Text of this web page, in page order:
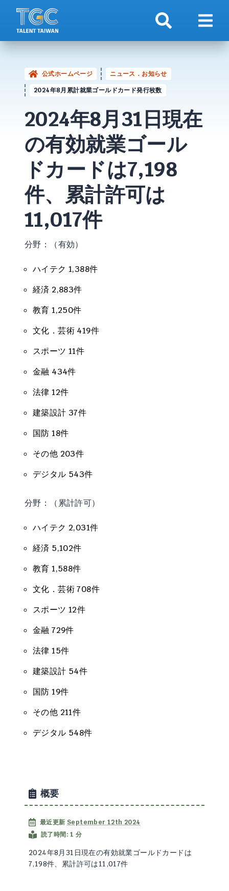
検索 ナビ
公式ホームページ
ニュース．お知らせ
2024年8月累計就業ゴールドカード発行枚数
2024年8月31日現在
の有効就業ゴール
ドカードは7,198
件、累計許可は
11,017件
分野：（有効）
ハイテク 1,388件
経済 2,883件
教育 1,250件
文化．芸術 419件
スポーツ 11件
金融 434件
法律 12件
建築設計 37件
国防 18件
その他 203件
デジタル 543件
分野：（累計許可）
ハイテク 2,031件
経済 5,102件
教育 1,588件
文化．芸術 708件
スポーツ 12件
金融 729件
法律 15件
建築設計 54件
国防 19件
その他 211件
デジタル 548件
概要
最近更新 September 12th 2024
読了時間: 1 分
2024年8月31日現在の有効就業ゴールドカードは
7,198件、累計許可は11,017件